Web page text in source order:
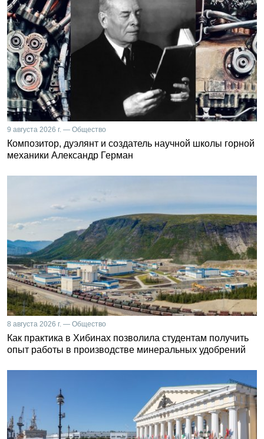
9 августа 2026 г. — Общество
Композитор, дуэлянт и создатель научной школы горной
механики Александр Герман
8 августа 2026 г. — Общество
Как практика в Хибинах позволила студентам получить
опыт работы в производстве минеральных удобрений